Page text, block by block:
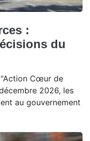
:
du
Cœur de
2026, les
au gouvernement